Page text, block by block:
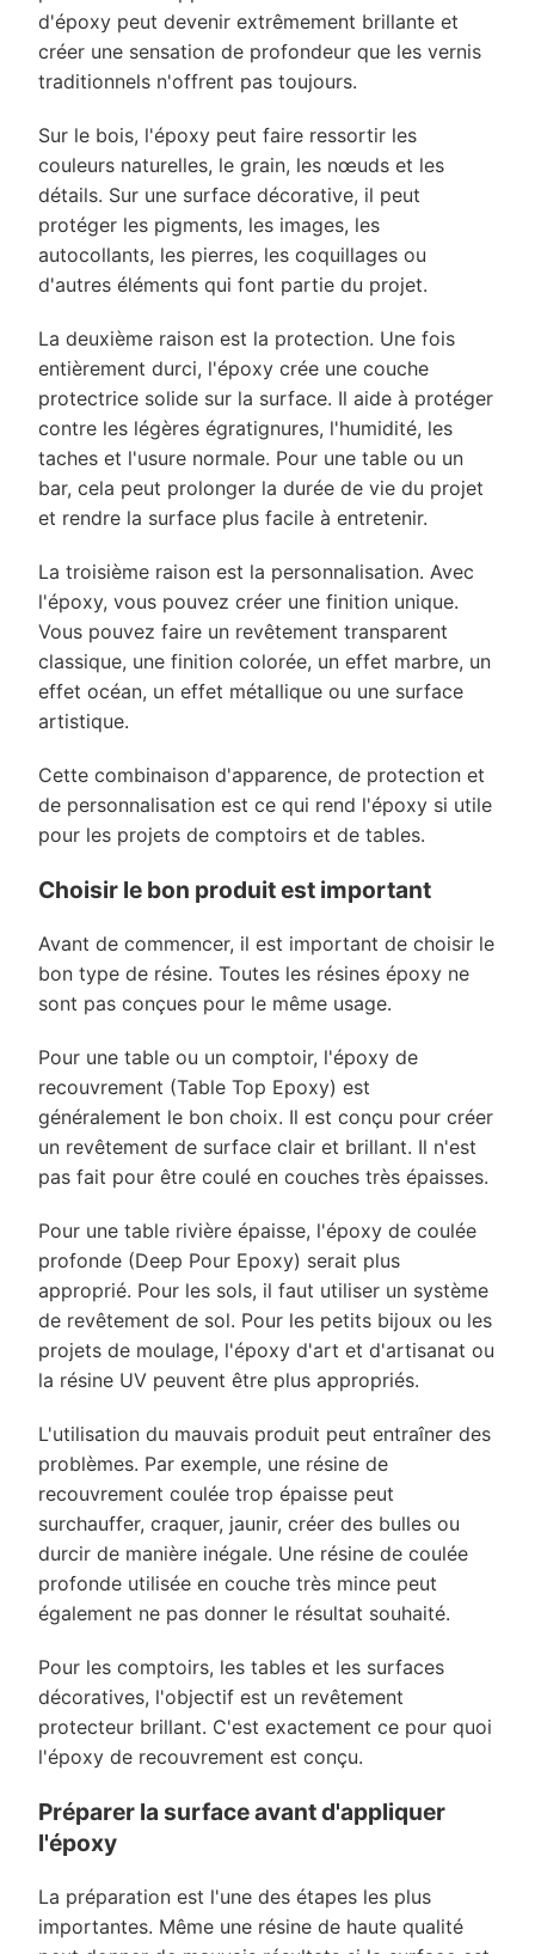
d'époxy peut devenir extrêmement brillante et
créer une sensation de profondeur que les vernis
traditionnels n'offrent pas toujours.
Sur le bois, l'époxy peut faire ressortir les
couleurs naturelles, le grain, les nœuds et les
détails. Sur une surface décorative, il peut
protéger les pigments, les images, les
autocollants, les pierres, les coquillages ou
d'autres éléments qui font partie du projet.
La deuxième raison est la protection. Une fois
entièrement durci, l'époxy crée une couche
protectrice solide sur la surface. Il aide à protéger
contre les légères égratignures, l'humidité, les
taches et l'usure normale. Pour une table ou un
bar, cela peut prolonger la durée de vie du projet
et rendre la surface plus facile à entretenir.
La troisième raison est la personnalisation. Avec
l'époxy, vous pouvez créer une finition unique.
Vous pouvez faire un revêtement transparent
classique, une finition colorée, un effet marbre, un
effet océan, un effet métallique ou une surface
artistique.
Cette combinaison d'apparence, de protection et
de personnalisation est ce qui rend l'époxy si utile
pour les projets de comptoirs et de tables.
Choisir le bon produit est important
Avant de commencer, il est important de choisir le
bon type de résine. Toutes les résines époxy ne
sont pas conçues pour le même usage.
Pour une table ou un comptoir, l'époxy de
recouvrement (Table Top Epoxy) est
généralement le bon choix. Il est conçu pour créer
un revêtement de surface clair et brillant. Il n'est
pas fait pour être coulé en couches très épaisses.
Pour une table rivière épaisse, l'époxy de coulée
profonde (Deep Pour Epoxy) serait plus
approprié. Pour les sols, il faut utiliser un système
de revêtement de sol. Pour les petits bijoux ou les
projets de moulage, l'époxy d'art et d'artisanat ou
la résine UV peuvent être plus appropriés.
L'utilisation du mauvais produit peut entraîner des
problèmes. Par exemple, une résine de
recouvrement coulée trop épaisse peut
surchauffer, craquer, jaunir, créer des bulles ou
durcir de manière inégale. Une résine de coulée
profonde utilisée en couche très mince peut
également ne pas donner le résultat souhaité.
Pour les comptoirs, les tables et les surfaces
décoratives, l'objectif est un revêtement
protecteur brillant. C'est exactement ce pour quoi
l'époxy de recouvrement est conçu.
Préparer la surface avant d'appliquer
l'époxy
La préparation est l'une des étapes les plus
importantes. Même une résine de haute qualité